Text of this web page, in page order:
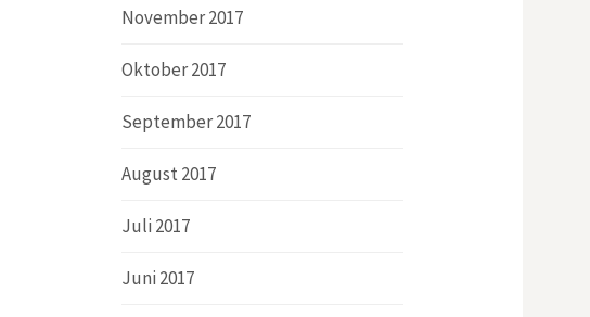
November 2017
Oktober 2017
September 2017
August 2017
Juli 2017
Juni 2017